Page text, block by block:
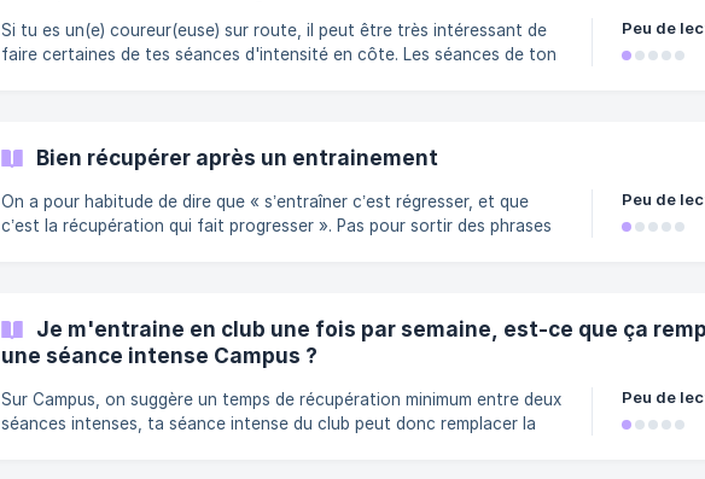
Si tu es un(e) coureur(euse) sur route, il peut être très intéressant de
faire certaines de tes séances d'intensité en côte. Les séances de ton
Peu de
Bien récupérer après un entrainement
On a pour habitude de dire que « s’entraîner c’est régresser, et que
c’est la récupération qui fait progresser ». Pas pour sortir des phrases
récupération est aussi importante que l’entraînement C’est quelque
chose de méconnu mais pourtant fondamental ! La récupération va
Peu de
Je m'entraine en club une fois par semaine, est-ce que ça
une séance intense Campus ?
Sur Campus, on suggère un temps de récupération minimum entre deux
séances intenses, ta séance intense du club peut donc remplacer la
Peu de